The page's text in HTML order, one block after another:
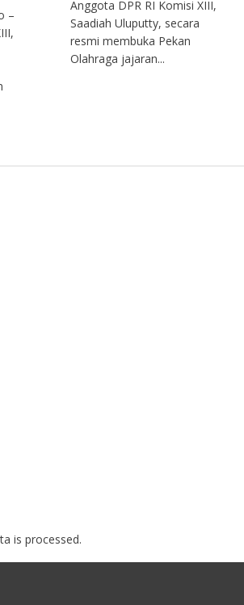
–
Anggota DPR RI Komisi XIII,
Saadiah Uluputty, secara
resmi membuka Pekan
Olahraga jajaran...
is processed.